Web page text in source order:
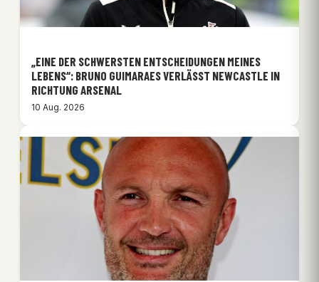
„EINE DER SCHWERSTEN ENTSCHEIDUNGEN MEINES
LEBENS“: BRUNO GUIMARAES VERLÄSST NEWCASTLE IN
RICHTUNG ARSENAL
10 Aug. 2026